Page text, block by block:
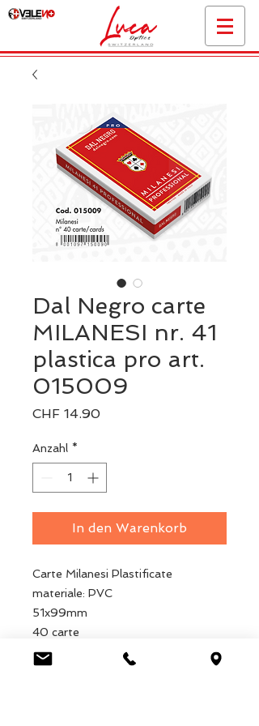
Dal Negro carte
MILANESI nr. 41
plastica pro art.
015009
CHF 14.90Preis
Anzahl *
In den Warenkorb
Carte Milanesi Plastificate
materiale: PVC
51x99mm
40 carte